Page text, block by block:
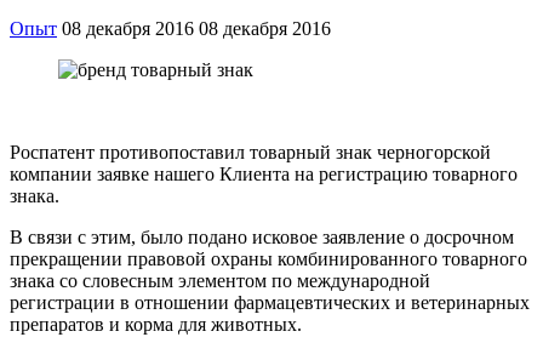
Опыт 08 декабря 2016 08 декабря 2016
Роспатент противопоставил товарный знак черногорской
компании заявке нашего Клиента на регистрацию товарного
знака.
В связи с этим, было подано исковое заявление о досрочном
прекращении правовой охраны комбинированного товарного
знака со словесным элементом по международной
регистрации в отношении фармацевтических и ветеринарных
препаратов и корма для животных.